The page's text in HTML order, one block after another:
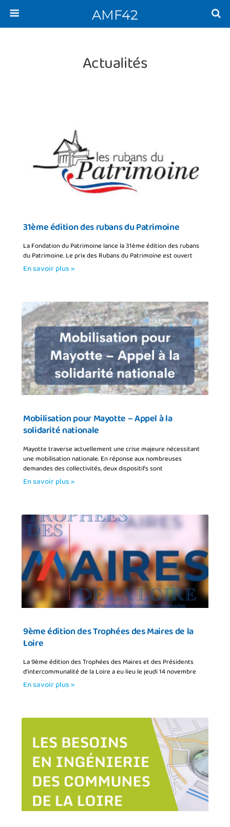
AMF42
Actualités
31ème édition des rubans du Patrimoine
La Fondation du Patrimoine lance la 31ème édition des rubans
du Patrimoine. Le prix des Rubans du Patrimoine est ouvert
En savoir plus »
Mobilisation pour Mayotte – Appel à la
solidarité nationale
Mayotte traverse actuellement une crise majeure nécessitant
une mobilisation nationale. En réponse aux nombreuses
demandes des collectivités, deux dispositifs sont
En savoir plus »
9ème édition des Trophées des Maires de la
Loire
La 9ème édition des Trophées des Maires et des Présidents
d’intercommunalité de la Loire a eu lieu le jeudi 14 novembre
En savoir plus »